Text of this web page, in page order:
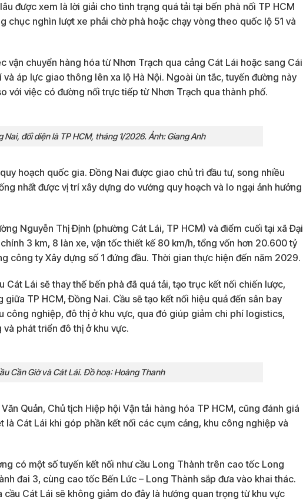
được xem là lời giải cho tình trạng quá tải tại bến phà nối TP HCM
chục nghìn lượt xe phải chờ phà hoặc chạy vòng theo quốc lộ 51 và
vận chuyển hàng hóa từ Nhơn Trạch qua cảng Cát Lái hoặc sang Cái
áp lực giao thông lên xa lộ Hà Nội. Ngoài ùn tắc, tuyến đường này
với việc có đường nối trực tiếp từ Nhơn Trạch qua thành phố.
Nai, đối diện là TP HCM, tháng 1/2026. Ảnh: Giang Anh
hoạch quốc gia. Đồng Nai được giao chủ trì đầu tư, song nhiều
nhất được vị trí xây dựng do vướng quy hoạch và lo ngại ảnh hưởng
Nguyễn Thị Định (phường Cát Lái, TP HCM) và điểm cuối tại xã Đại
3 km, 8 làn xe, vận tốc thiết kế 80 km/h, tổng vốn hơn 20.600 tỷ
công ty Xây dựng số 1 đứng đầu. Thời gian thực hiện đến năm 2029.
Cát Lái sẽ thay thế bến phà đã quá tải, tạo trục kết nối chiến lược,
TP HCM, Đồng Nai. Cầu sẽ tạo kết nối hiệu quả đến sân bay
công nghiệp, đô thị ở khu vực, qua đó giúp giảm chi phí logistics,
phát triển đô thị ở khu vực.
Cần Giờ và Cát Lái. Đồ hoạ: Hoàng Thanh
Quản, Chủ tịch Hiệp hội Vận tải hàng hóa TP HCM, cũng đánh giá
là Cát Lái khi góp phần kết nối các cụm cảng, khu công nghiệp và
có một số tuyến kết nối như cầu Long Thành trên cao tốc Long
đai 3, cùng cao tốc Bến Lức – Long Thành sắp đưa vào khai thác.
Cát Lái sẽ không giảm do đây là hướng quan trọng từ khu vực